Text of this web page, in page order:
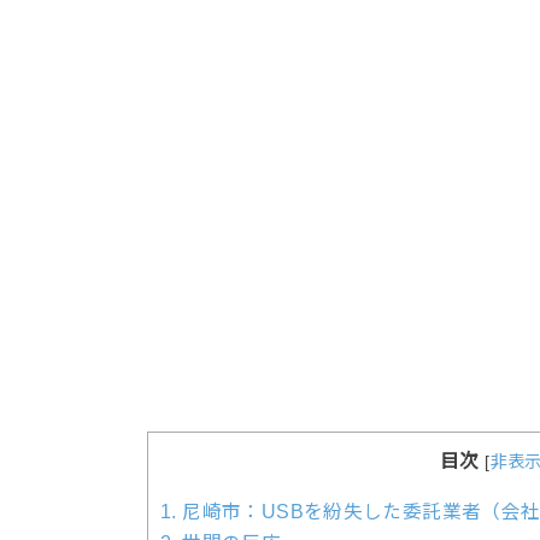
目次 [非表示
1. 尼崎市：USBを紛失した委託業者（会